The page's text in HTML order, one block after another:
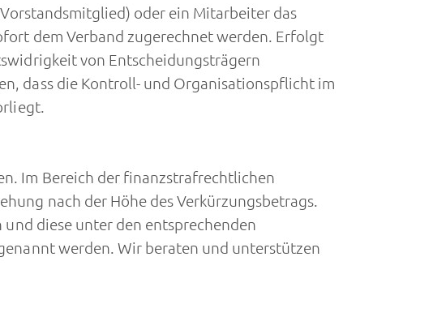
oder ein Mitarbeiter das
dem Verband zugerechnet werden. Erfolgt
von Entscheidungsträgern
dass die Kontroll- und Organisationspflicht im
Im Bereich der finanzstrafrechtlichen
nach der Höhe des Verkürzungsbetrags.
diese unter den entsprechenden
werden. Wir beraten und unterstützen